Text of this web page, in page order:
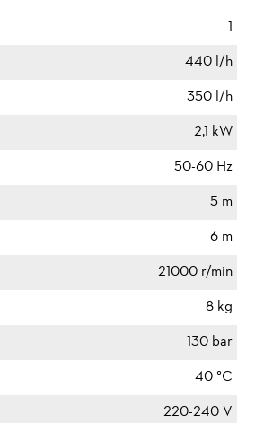
1
440 l/h
350 l/h
2,1 kW
50-60 Hz
5 m
6 m
21000 r/min
8 kg
130 bar
40 °C
220-240 V